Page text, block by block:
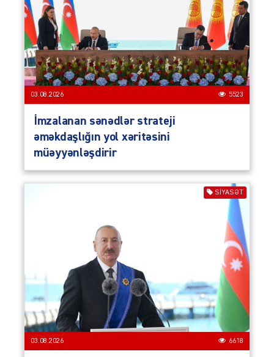
03.08.2026 5523
İmzalanan sənədlər strateji
əməkdaşlığın yol xəritəsini
müəyyənləşdirir
SIYASƏT
03.08.2026 6618